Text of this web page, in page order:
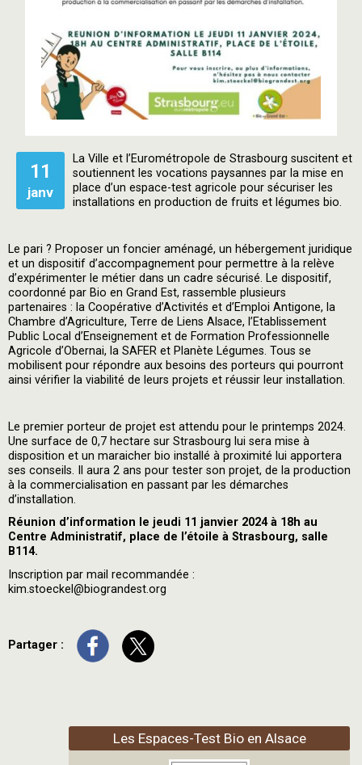
11
janv
La Ville et l’Eurométropole de Strasbourg suscitent et
soutiennent les vocations paysannes par la mise en
place d’un espace-test agricole pour sécuriser les
installations en production de fruits et légumes bio.
Le pari ? Proposer un foncier aménagé, un hébergement juridique
et un dispositif d’accompagnement pour permettre à la relève
d’expérimenter le métier dans un cadre sécurisé. Le dispositif,
coordonné par Bio en Grand Est, rassemble plusieurs
partenaires : la Coopérative d’Activités et d’Emploi Antigone, la
Chambre d’Agriculture, Terre de Liens Alsace, l’Etablissement
Public Local d’Enseignement et de Formation Professionnelle
Agricole d’Obernai, la SAFER et Planète Légumes. Tous se
mobilisent pour répondre aux besoins des porteurs qui pourront
ainsi vérifier la viabilité de leurs projets et réussir leur installation.
Le premier porteur de projet est attendu pour le printemps 2024.
Une surface de 0,7 hectare sur Strasbourg lui sera mise à
disposition et un maraicher bio installé à proximité lui apportera
ses conseils. Il aura 2 ans pour tester son projet, de la production
à la commercialisation en passant par les démarches
d’installation.
Réunion d’information le jeudi 11 janvier 2024 à 18h au
Centre Administratif, place de l’étoile à Strasbourg, salle
B114.
Inscription par mail recommandée :
kim.stoeckel@biograndest.org
Partager :
Les Espaces-Test Bio en Alsace